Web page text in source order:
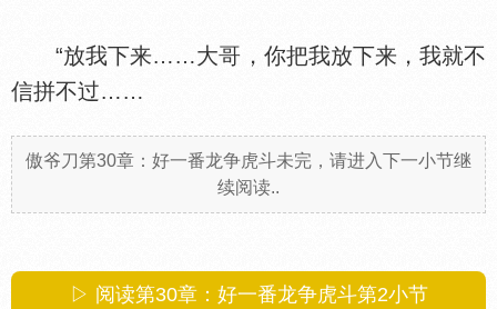
“放我下来……大哥，你把我放下来，我就不
信拼不过……
傲爷刀第30章：好一番龙争虎斗未完，请进入下一小节继
续阅读..
▷ 阅读第30章：好一番龙争虎斗第2小节